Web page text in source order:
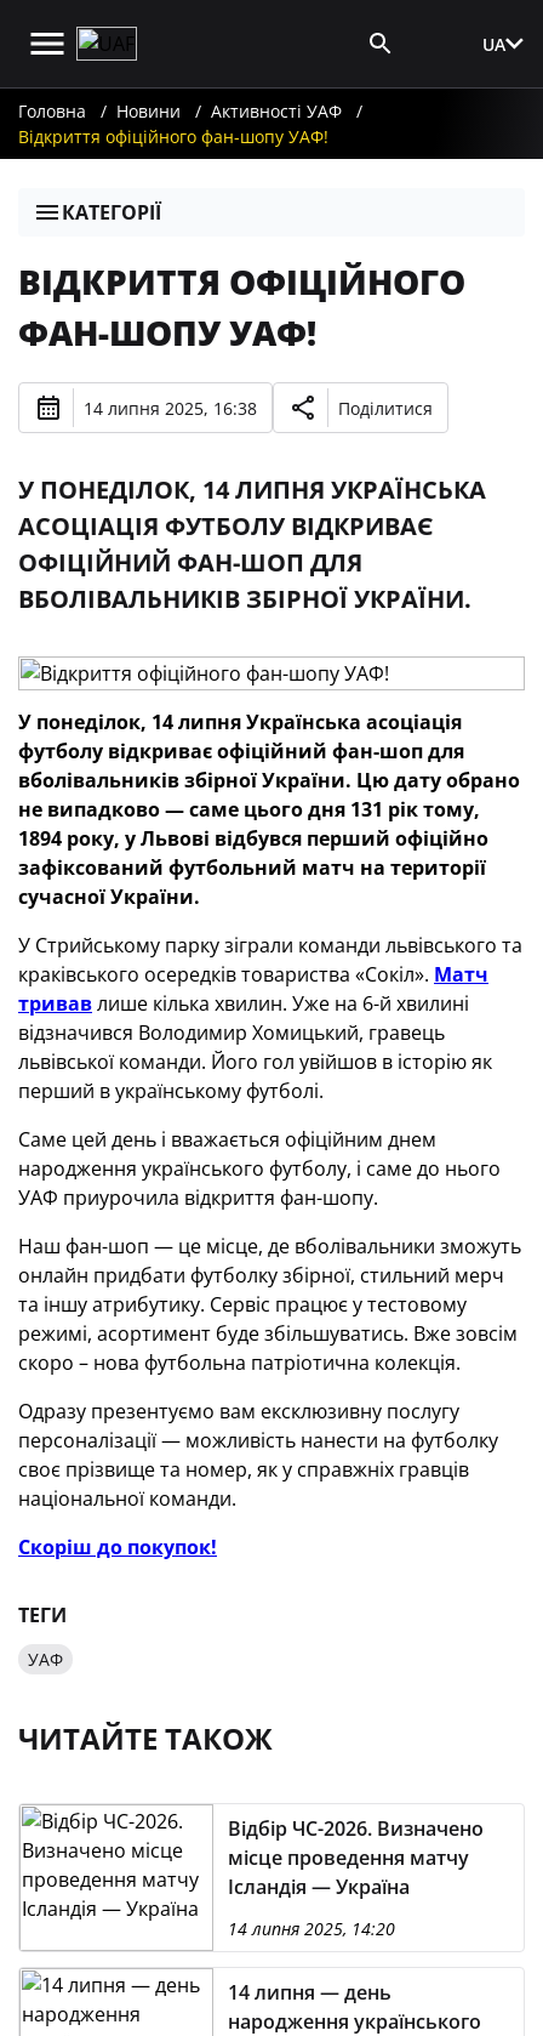
UA
Головна Новини
Активності УАФ
Відкриття офіційного фан-шопу УАФ!
КАТЕГОРІЇ
ВІДКРИТТЯ ОФІЦІЙНОГО
ФАН-ШОПУ УАФ!
14 липня 2025, 16:38 Поділитися
У ПОНЕДІЛОК, 14 ЛИПНЯ УКРАЇНСЬКА
АСОЦІАЦІЯ ФУТБОЛУ ВІДКРИВАЄ
ОФІЦІЙНИЙ ФАН-ШОП ДЛЯ
ВБОЛІВАЛЬНИКІВ ЗБІРНОЇ УКРАЇНИ.
У понеділок, 14 липня Українська асоціація
футболу відкриває офіційний фан-шоп для
вболівальників збірної України. Цю дату обрано
не випадково — саме цього дня 131 рік тому,
1894 року, у Львові відбувся перший офіційно
зафіксований футбольний матч на території
сучасної України.
У Стрийському парку зіграли команди львівського та
краківського осередків товариства «Сокіл». Матч
тривавлише кілька хвилин. Уже на 6-й хвилині
відзначився Володимир Хомицький, гравець
львівської команди. Його гол увійшов в історію як
перший в українському футболі.
Саме цей день і вважається офіційним днем
народження українського футболу, і саме до нього
УАФ приурочила відкриття фан-шопу.
Наш фан-шоп — це місце, де вболівальники зможуть
онлайн придбати футболку збірної, стильний мерч
та іншу атрибутику. Сервіс працює у тестовому
режимі, асортимент буде збільшуватись. Вже зовсім
скоро – нова футбольна патріотична колекція.
Одразу презентуємо вам ексклюзивну послугу
персоналізації — можливість нанести на футболку
своє прізвище та номер, як у справжніх гравців
національної команди.
Скоріш до покупок!
ТЕГИ
УАФ
ЧИТАЙТЕ ТАКОЖ
Відбір ЧС-2026. Визначено
місце проведення матчу
Ісландія — Україна
14 липня 2025, 14:20
14 липня — день
народження українського